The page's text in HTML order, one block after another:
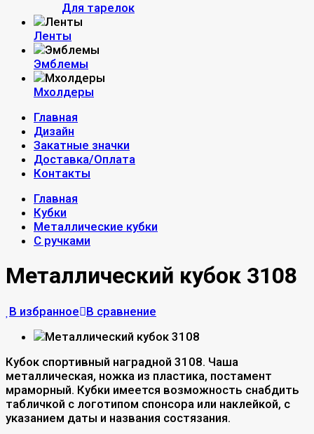
Для тарелок
Ленты
Эмблемы
Мхолдеры
Главная
Дизайн
Закатные значки
Доставка/Оплата
Контакты
Главная
Кубки
Металлические кубки
С ручками
Металлический кубок 3108
В избранное В сравнение
Кубок спортивный наградной 3108. Чаша
металлическая, ножка из пластика, постамент
мраморный. Кубки имеется возможность снабдить
табличкой с логотипом спонсора или наклейкой, с
указанием даты и названия состязания.